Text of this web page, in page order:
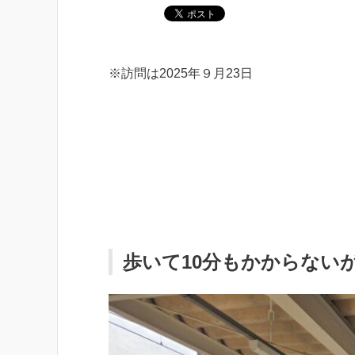
※訪問は2025年９月23日
歩いて10分もかからない